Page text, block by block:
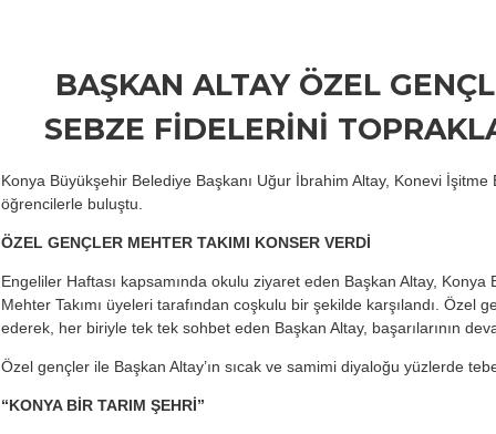
BAŞKAN ALTAY ÖZEL
SEBZE FİDELERİNİ
Konya Büyükşehir Belediye Başkanı Uğur İbrahim Altay, Konevi İşitme
öğrencilerle buluştu.
ÖZEL GENÇLER MEHTER TAKIMI KONSER VERDİ
Engeliler Haftası kapsamında okulu ziyaret eden Başkan Altay,
Mehter Takımı üyeleri tarafından coşkulu bir şekilde karşılandı. Özel
ederek, her biriyle tek tek sohbet eden Başkan Altay, başarılarının
Özel gençler ile Başkan Altay’ın sıcak ve samimi diyaloğu yüzlerde
“KONYA BİR TARIM ŞEHRİ”